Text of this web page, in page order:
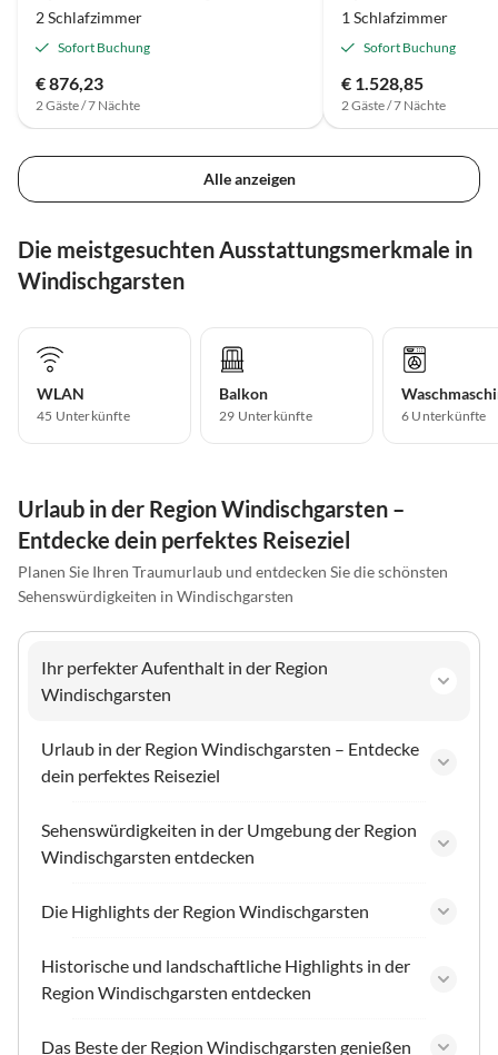
2 Schlafzimmer
Sofort Buchung
€ 876,23
2 Gäste / 7 Nächte
1 Schlafzimmer
Sofort Buchung
€ 1.528,85
2 Gäste / 7 Nächte
Alle anzeigen
Die meistgesuchten Ausstattungsmerkmale in
Windischgarsten
WLAN
45 Unterkünfte
Balkon
29 Unterkünfte 6 Unterkünfte
Urlaub in der Region Windischgarsten –
Entdecke dein perfektes Reiseziel
Planen Sie Ihren Traumurlaub und entdecken Sie die schönsten
Sehenswürdigkeiten in Windischgarsten
Ihr perfekter Aufenthalt in der Region
Windischgarsten
Urlaub in der Region Windischgarsten – Entdecke
dein perfektes Reiseziel
Sehenswürdigkeiten in der Umgebung der Region
Windischgarsten entdecken
Die Highlights der Region Windischgarsten
Historische und landschaftliche Highlights in der
Region Windischgarsten entdecken
Das Beste der Region Windischgarsten genießen